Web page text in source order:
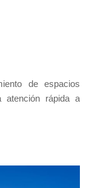
de espacios
rápida a